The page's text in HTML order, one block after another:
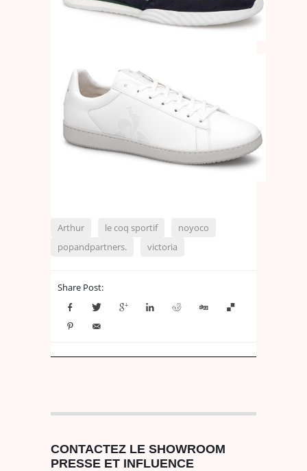
Arthur le coq sportif
noyoco
popandpartners.
victoria
Share Post:
CONTACTEZ LE SHOWROOM
PRESSE ET INFLUENCE